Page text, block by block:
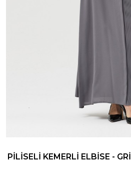
PILISELI KEMERLI ELBISE - GRI